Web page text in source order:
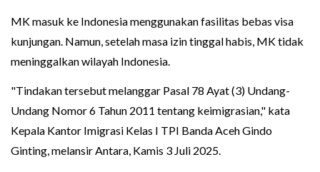
MK masuk ke Indonesia menggunakan fasilitas bebas visa
kunjungan. Namun, setelah masa izin tinggal habis, MK tidak
meninggalkan wilayah Indonesia.
"Tindakan tersebut melanggar Pasal 78 Ayat (3) Undang-
Undang Nomor 6 Tahun 2011 tentang keimigrasian," kata
Kepala Kantor Imigrasi Kelas I TPI Banda Aceh Gindo
Ginting, melansir Antara, Kamis 3 Juli 2025.